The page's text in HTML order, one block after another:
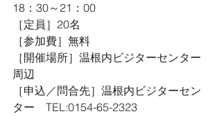
18：30～21：00
［定員］20名
［参加費］無料
［開催場所］温根内ビジターセンター
周辺
［申込／問合先］温根内ビジターセン
ター　TEL:0154-65-2323